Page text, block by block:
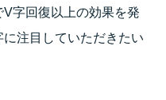
V字回復以上の効果を発
注目していただきたい